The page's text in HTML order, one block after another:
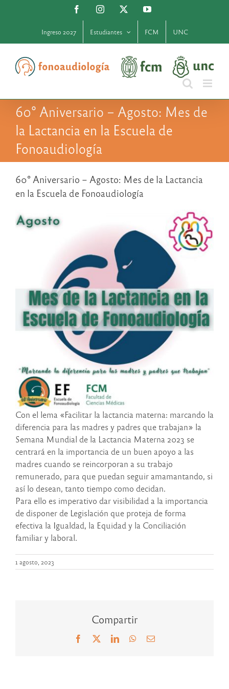
FacebookInstagram YouTube
Ingreso 2027 Estudiantes FCM UNC
60° Aniversario – Agosto: Mes de
la Lactancia en la Escuela de
Fonoaudiología
60° Aniversario – Agosto: Mes de la Lactancia
en la Escuela de Fonoaudiología
Con el lema «Facilitar la lactancia materna: marcando la
diferencia para las madres y padres que trabajan» la
Semana Mundial de la Lactancia Materna 2023 se
centrará en la importancia de un buen apoyo a las
madres cuando se reincorporan a su trabajo
remunerado, para que puedan seguir amamantando, si
así lo desean, tanto tiempo como decidan.
Para ello es imperativo dar visibilidad a la importancia
de disponer de Legislación que proteja de forma
efectiva la Igualdad, la Equidad y la Conciliación
familiar y laboral.
1 agosto, 2023
Compartir
Facebook LinkedInWhatsApp
Correo